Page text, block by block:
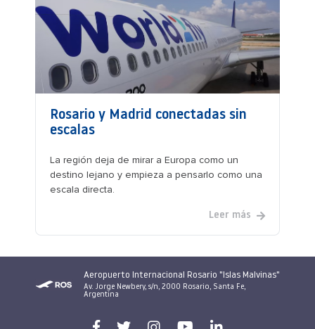
Rosario y Madrid conectadas sin
escalas
La región deja de mirar a Europa como un
destino lejano y empieza a pensarlo como una
escala directa.
Leer más
Aeropuerto Internacional Rosario "Islas Malvinas"
Av. Jorge Newbery, s/n, 2000 Rosario, Santa Fe,
Argentina